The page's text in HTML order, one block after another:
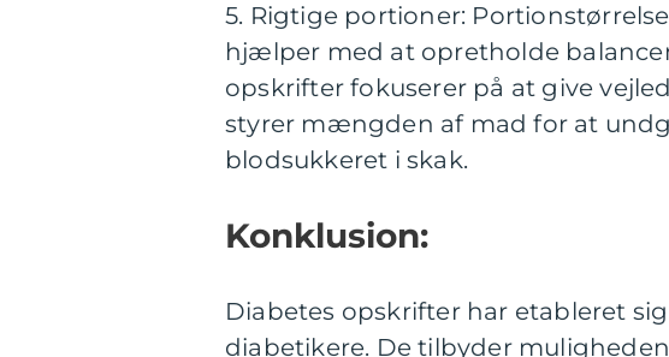
5. Rigtige portioner:
hjælper med at opretholde
opskrifter fokuserer på at give
styrer mængden af mad for at
blodsukkeret i skak.
Konklusion:
Diabetes opskrifter har etableret
diabetikere. De tilbyder